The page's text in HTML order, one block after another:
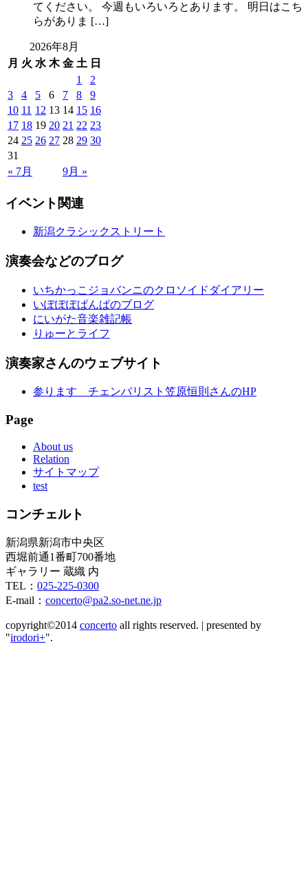
てください。 今週もいろいろとあります。 明日はこち
らがありま […]
2026年8月
月 火 水 木 金 土 日
« 7月 9月 »
1
2
3
4 5 6 7 8
9
10 11 12 13 14 15 16
17 18 19 20 21 22 23
24 25 26 27 28 29 30
31
イベント関連
新潟クラシックストリート
演奏会などのブログ
いちかっこジョバンニのクロソイドダイアリー
いぽぽぽぱんぱのブログ
にいがた音楽雑記帳
りゅーとライフ
演奏家さんのウェブサイト
参ります チェンバリスト笠原恒則さんのHP
Page
About us
Relation
サイトマップ
test
コンチェルト
新潟県新潟市中央区
西堀前通1番町700番地
ギャラリー 蔵織 内
TEL： 025-225-0300
E-mail： concerto@pa2.so-net.ne.jp
copyright©2014 concerto all rights reserved. | presented by
"irodori+".